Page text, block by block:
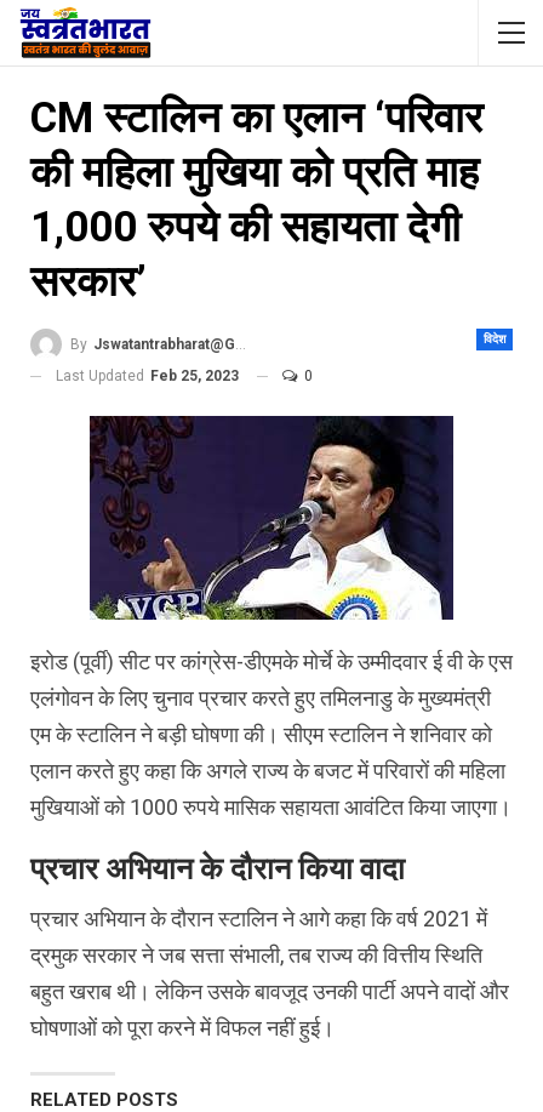
CM स्टालिन का एलान ‘परिवार
की महिला मुखिया को प्रति माह
1,000 रुपये की सहायता देगी
सरकार’
विदेश
By Jswatantrabharat@gmail.com
Last Updated Feb 25, 2023 0
इरोड (पूर्वी) सीट पर कांग्रेस-डीएमके मोर्चे के उम्मीदवार ई वी के एस
एलंगोवन के लिए चुनाव प्रचार करते हुए तमिलनाडु के मुख्यमंत्री
एम के स्टालिन ने बड़ी घोषणा की। सीएम स्टालिन ने शनिवार को
एलान करते हुए कहा कि अगले राज्य के बजट में परिवारों की महिला
मुखियाओं को 1000 रुपये मासिक सहायता आवंटित किया जाएगा।
प्रचार अभियान के दौरान किया वादा
प्रचार अभियान के दौरान स्टालिन ने आगे कहा कि वर्ष 2021 में
द्रमुक सरकार ने जब सत्ता संभाली, तब राज्य की वित्तीय स्थिति
बहुत खराब थी। लेकिन उसके बावजूद उनकी पार्टी अपने वादों और
घोषणाओं को पूरा करने में विफल नहीं हुई।
RELATED POSTS